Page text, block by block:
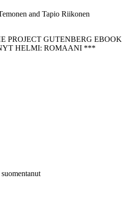
and Tapio Riikonen
PROJECT GUTENBERG EBOOK
HELMI: ROMAANI ***